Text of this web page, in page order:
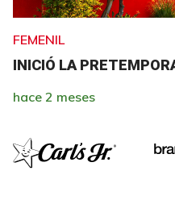
FEMENIL
INICIÓ LA
hace 2 meses